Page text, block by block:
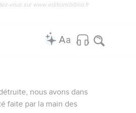
vous sur www.editionsbiblio.fr
nous avons dans
faite par la main des